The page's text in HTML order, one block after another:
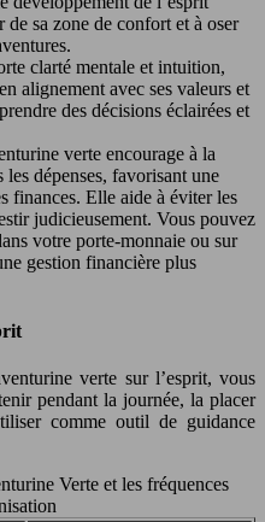
de sa zone de confort et à oser
clarté mentale et intuition,
alignement avec ses valeurs et
des décisions éclairées et
verte encourage à la
les dépenses, favorisant une
finances. Elle aide à éviter les
judicieusement. Vous pouvez
votre porte-monnaie ou sur
gestion financière plus
verte sur l’esprit, vous
pendant la journée, la placer
comme outil de guidance
Verte et les fréquences